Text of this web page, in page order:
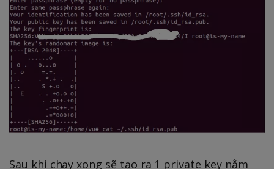
Sau khi chạy xong sẽ tạo ra 1 private key nằm